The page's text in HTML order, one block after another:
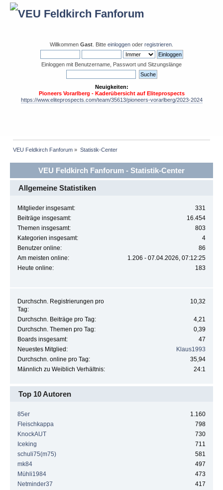
Willkommen Gast . Bitte einloggen oder registrieren
Einloggen mit Benutzername, Passwort und Sitzungslänge
Neuigkeiten:
Pioneers Vorarlberg - Kaderübersicht auf Eliteprospects
https://www.eliteprospects.com/team/35613/pioneers-vorarlberg/2023-2024
VEU Feldkirch Fanforum » Statistik-Center
VEU Feldkirch Fanforum - Statistik-Center
Allgemeine Statistiken
Mitglieder insgesamt:
331
Beiträge insgesamt:
16.454
Themen insgesamt:
803
Kategorien insgesamt:
4
Benutzer online:
86
Am meisten online:
1.206 - 07.04.2026, 07:12:25
Heute online:
183
Durchschn. Registrierungen pro
Tag:
10,32
Durchschn. Beiträge pro Tag:
4,21
Durchschn. Themen pro Tag:
0,39
Boards insgesamt:
47
Neuestes Mitglied:
Klaus1993
Durchschn. online pro Tag:
35,94
Männlich zu Weiblich Verhältnis:
24:1
Top 10 Autoren
85er
1.160
Fleischkappa
798
KnockAUT
730
Iceking
711
schuli75(m75)
581
mk84
497
Mühli1984
473
Netminder37
417